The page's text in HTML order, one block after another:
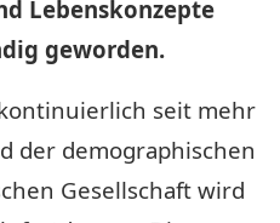
Lebenskonzepte
geworden.
seit mehr
der demographischen
Gesellschaft wird